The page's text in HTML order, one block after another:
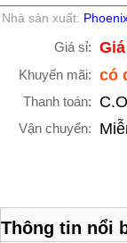
Nhà sản xuất:
Giá sỉ:
Khuyến mãi: có
Thanh toán:
Vận chuyển:
Thông tin nổi